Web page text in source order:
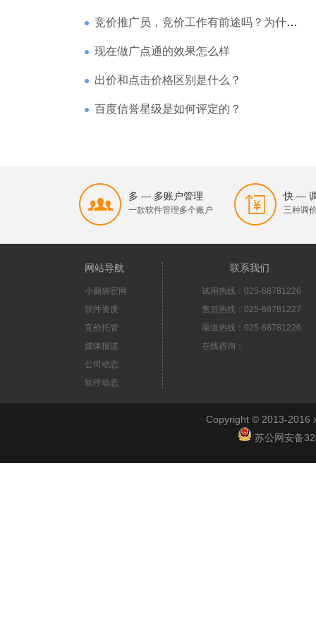
竞价推广员，竞价工作有前途吗？为什么待遇那么高
现在做广点通的效果怎么样
出价和点击价格区别是什么？
百度信誉星级是如何评定的？
多 — 多账户管理
一款软件管理多个账户
快 —
三种调
网站导航
小脑袋官网
软件资质
竞价托管
媒体报道
公司动态
软件动态
联系我们
试用热线：025-68781226
售后热线：025-68781227
渠道热线：025-68781226
在线咨询：
Copyright © 2013-2016
苏公网安备